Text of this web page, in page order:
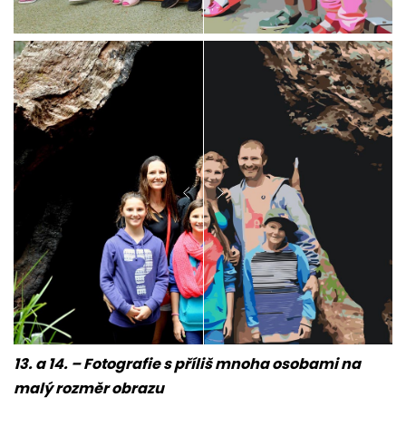
13. a 14. – Fotografie s příliš mnoha osobami na
malý rozměr obrazu